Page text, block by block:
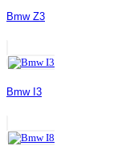
Bmw Z3
Bmw I3